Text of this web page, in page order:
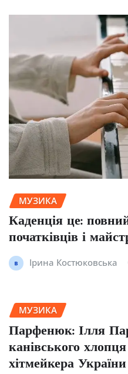
МУЗИКА
Каденція це:
початківців і
Ірина Костюковська
МУЗИКА
Парфенюк: Ілля
канівського
хітмейкера України